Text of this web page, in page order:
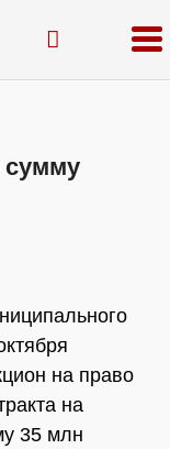
сумму
на право
на
35 млн